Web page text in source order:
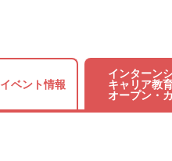
イベント情報
インターン
キャリア教
オープン・